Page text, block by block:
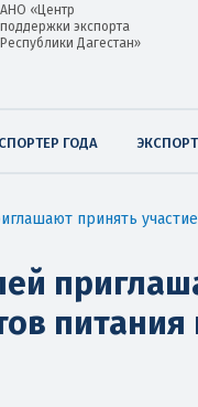
АНО «Центр
поддержки экспорта
Республики Дагестан»
ГОДА
принять